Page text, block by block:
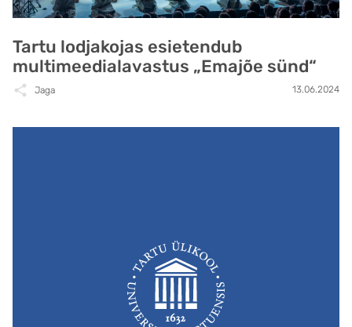
Tartu lodjakojas esietendub
multimeedialavastus „Emajõe sünd“
Jaga 13.06.2024